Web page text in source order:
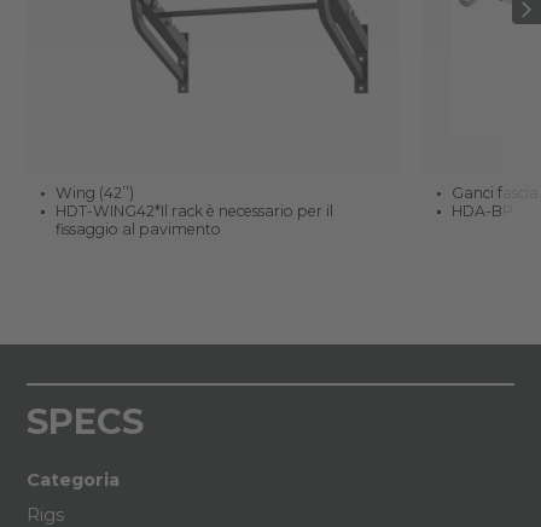
Wing (42’’)
HDT-WING42*Il rack è necessario per il
fissaggio al pavimento
Ganci fascia
HDA-BP
SPECS
Categoria
Rigs